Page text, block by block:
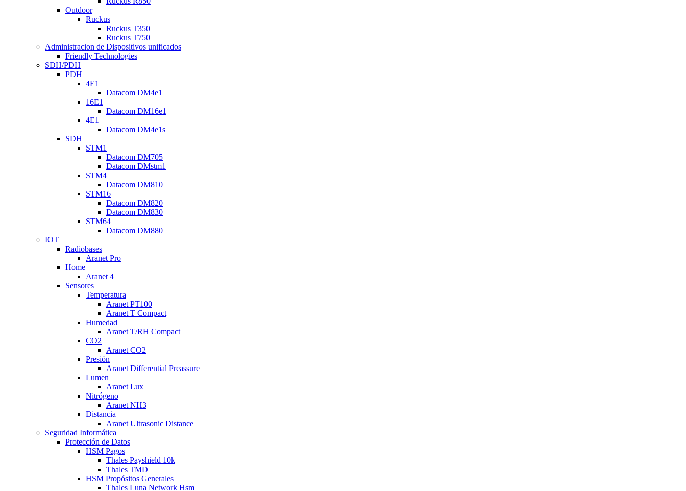
Outdoor
Ruckus
Ruckus T350
Ruckus T750
Administracion de Dispositivos unificados
Friendly Technologies
SDH/PDH
PDH
4E1
Datacom DM4e1
16E1
Datacom DM16e1
4E1
Datacom DM4e1s
SDH
STM1
Datacom DM705
Datacom DMstm1
STM4
Datacom DM810
STM16
Datacom DM820
Datacom DM830
STM64
Datacom DM880
IOT
Radiobases
Aranet Pro
Home
Aranet 4
Sensores
Temperatura
Aranet PT100
Aranet T Compact
Humedad
Aranet T/RH Compact
CO2
Aranet CO2
Presión
Aranet Differential Preassure
Lumen
Aranet Lux
Nitrógeno
Aranet NH3
Distancia
Aranet Ultrasonic Distance
Seguridad Informática
Protección de Datos
HSM Pagos
Thales Payshield 10k
Thales TMD
HSM Propósitos Generales
Thales Luna Network Hsm